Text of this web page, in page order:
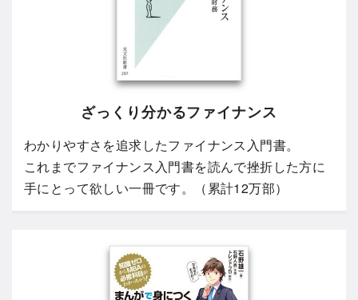
ざっくり分かるファイナンス
わかりやすさを追求したファイナンス入門書。
これまでファイナンス入門書を読んで挫折した方に
手にとって欲しい一冊です。（累計12万部）